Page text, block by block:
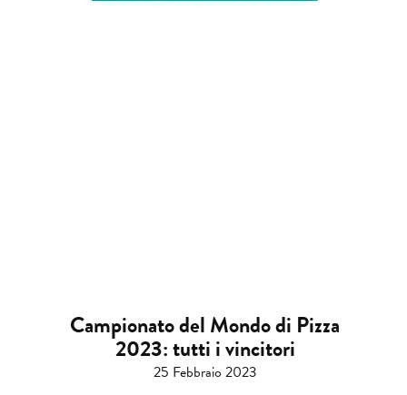
Campionato del Mondo di Pizza
2023: tutti i vincitori
25 Febbraio 2023